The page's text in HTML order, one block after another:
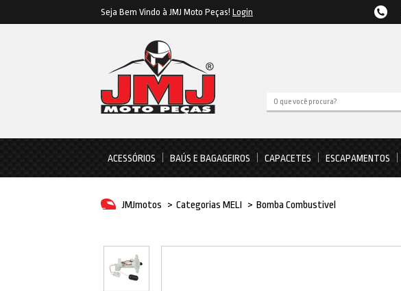
Seja Bem Vindo à JMJ Moto Peças! Login
ACESSÓRIOS BAÚS E BAGAGEIROS CAPACETES ESCAPAMENTOS
JMJmotos > Categorias MELI > Bomba Combustivel